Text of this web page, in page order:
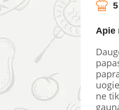
5
Apie
ne